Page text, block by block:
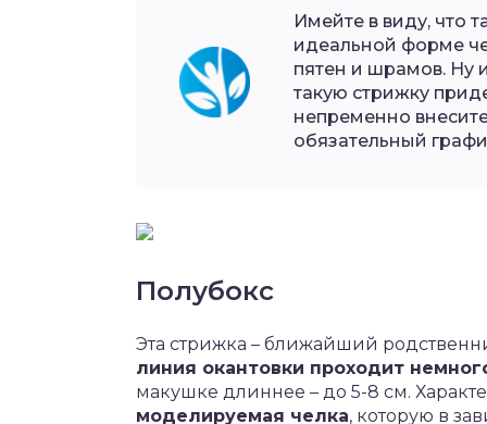
Имейте в виду, что
идеальной форме
пятен и шрамов. Ну
такую стрижку
непременно
обязательный
Полубокс
Эта стрижка – ближайший
линия окантовки проходит
макушке длиннее – до 5-8 см.
моделируемая челка, которую в